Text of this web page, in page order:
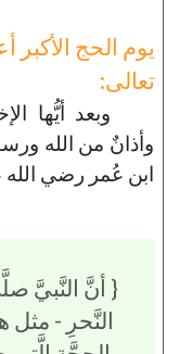
يوم الحج الأكبر
تعالى:
وبعد أيُّها
وأذانٌ من الله
ابن عُمر رضي الله
{ أنَّ النَّبيَّ
النَّحرِ - مثل